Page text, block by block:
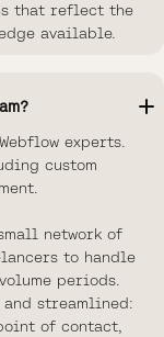
that reflect the
available.
experts.
custom
network of
to handle
periods.
and streamlined:
of contact,